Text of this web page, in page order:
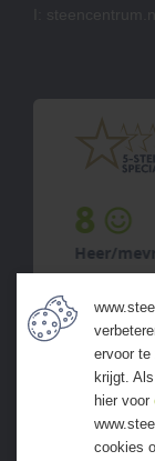
10
Heer/
komen
previous
ervoor te
krijgt.
hier voor
cookies